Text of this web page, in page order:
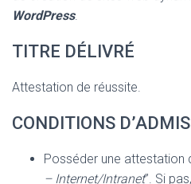
WordPress.
TITRE DÉLIVRÉ
Attestation de réussite.
CONDITIONS
Posséder une attestation
– Internet/Intranet”. Si